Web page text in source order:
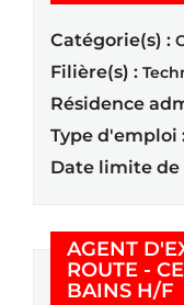
Catégorie(s) :
Filière(s) :
Résidence
Type d'emploi
Date limite
AGENT
ROUTE -
BAINS H/F